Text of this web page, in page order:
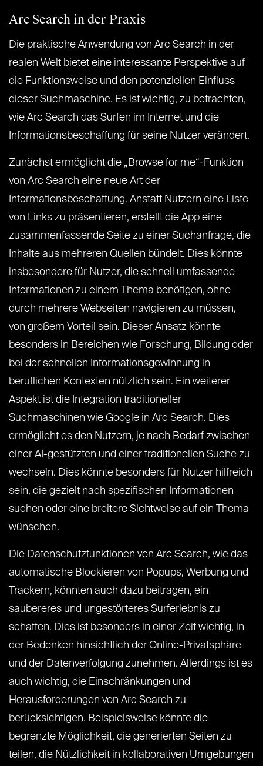
Arc Search in der Praxis
Die praktische Anwendung von Arc Search in der
realen Welt bietet eine interessante Perspektive auf
die Funktionsweise und den potenziellen Einfluss
dieser Suchmaschine. Es ist wichtig, zu betrachten,
wie Arc Search das Surfen im Internet und die
Informationsbeschaffung für seine Nutzer verändert.
Zunächst ermöglicht die „Browse for me“-Funktion
von Arc Search eine neue Art der
Informationsbeschaffung. Anstatt Nutzern eine Liste
von Links zu präsentieren, erstellt die App eine
zusammenfassende Seite zu einer Suchanfrage, die
Inhalte aus mehreren Quellen bündelt. Dies könnte
insbesondere für Nutzer, die schnell umfassende
Informationen zu einem Thema benötigen, ohne
durch mehrere Webseiten navigieren zu müssen,
von großem Vorteil sein. Dieser Ansatz könnte
besonders in Bereichen wie Forschung, Bildung oder
bei der schnellen Informationsgewinnung in
beruflichen Kontexten nützlich sein. Ein weiterer
Aspekt ist die Integration traditioneller
Suchmaschinen wie Google in Arc Search. Dies
ermöglicht es den Nutzern, je nach Bedarf zwischen
einer AI-gestützten und einer traditionellen Suche zu
wechseln. Dies könnte besonders für Nutzer hilfreich
sein, die gezielt nach spezifischen Informationen
suchen oder eine breitere Sichtweise auf ein Thema
wünschen.
Die Datenschutzfunktionen von Arc Search, wie das
automatische Blockieren von Popups, Werbung und
Trackern, könnten auch dazu beitragen, ein
saubereres und ungestörteres Surferlebnis zu
schaffen. Dies ist besonders in einer Zeit wichtig, in
der Bedenken hinsichtlich der Online-Privatsphäre
und der Datenverfolgung zunehmen. Allerdings ist es
auch wichtig, die Einschränkungen und
Herausforderungen von Arc Search zu
berücksichtigen. Beispielsweise könnte die
begrenzte Möglichkeit, die generierten Seiten zu
teilen, die Nützlichkeit in kollaborativen Umgebungen